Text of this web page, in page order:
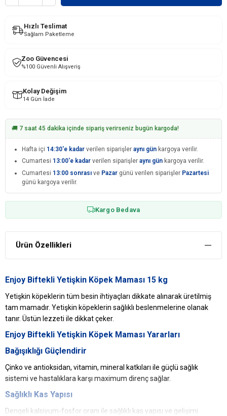
Hızlı Teslimat
Sağlam Paketleme
Zoo Güvencesi
%100 Güvenli Alışveriş
Kolay Değişim
14 Gün İade
🚚 7 saat 45 dakika içinde sipariş verirseniz bugün kargoda!
Hafta içi 14:30'e kadar verilen siparişleraynı gün kargoya verilir.
Cumartesi 13:00'e kadar verilen siparişleraynı gün kargoya verilir.
Cumartesi 13:00 sonrası ve Pazar günü verilen siparişler Pazartesi
günü kargoya verilir.
Kargo Bedava
Ürün Özellikleri
Enjoy Biftekli Yetişkin Köpek Maması 15 kg
Yetişkin köpeklerin tüm besin ihtiyaçları dikkate alınarak üretilmiş
tam mamadır. Yetişkin köpeklerin sağlıklı beslenmelerine olanak
tanır. Üstün lezzeti ile dikkat çeker.
Enjoy Biftekli Yetişkin Köpek Maması Yararları
Bağışıklığı Güçlendirir
Çinko ve antioksidan, vitamin, mineral katkıları ile güçlü sağlık
sistemi ve hastalıklara karşı maximum direnç sağlar.
Sağlıklı Kas Yapısı
Dengeli kalsiyum-fosfor oranı ile sağlıklı kas yapısı ve gelişimi